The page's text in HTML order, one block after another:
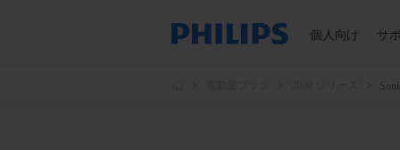
個人向け サ